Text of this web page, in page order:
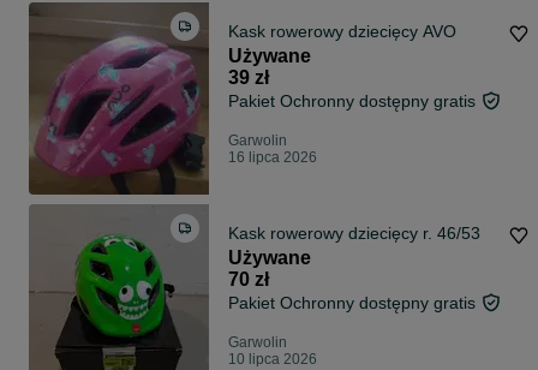
Kask rowerowy dziecięcy AVO
Używane
39 zł
Pakiet Ochronny dostępny gratis
Garwolin
16 lipca 2026
Kask rowerowy dziecięcy r. 46/53
Używane
70 zł
Pakiet Ochronny dostępny gratis
Garwolin
10 lipca 2026